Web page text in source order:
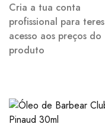
Cria a tua conta
profissional para teres
acesso aos preços do
produto